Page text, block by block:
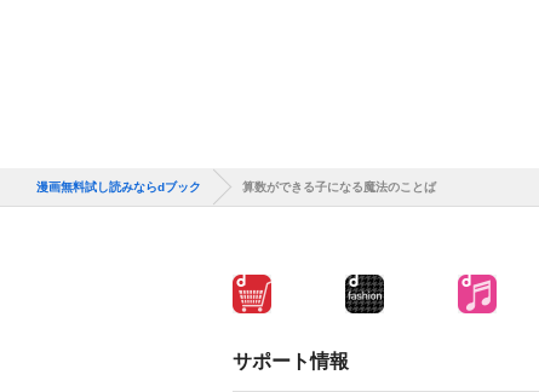
漫画無料試し読みならdブック 算数ができる子になる魔法のことば
サポート情報